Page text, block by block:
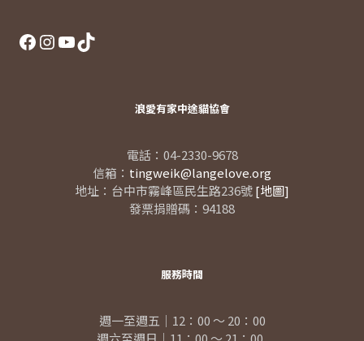
Facebook
Instagram
YouTube
TikTok
浪愛有家中途貓協會
電話：04-2330-9678
信箱： tingweik@langelove.org
地址：台中市霧峰區民生路236號[地圖]
發票捐贈碼：94188
服務時間
週一至週五｜12：00 ～ 20：00